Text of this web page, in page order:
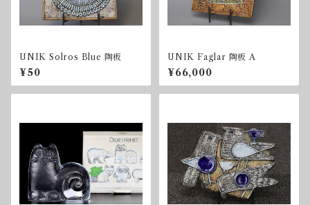
UNIK Solros Blue 陶板
¥50
UNIK Faglar 陶板 A
¥66,000